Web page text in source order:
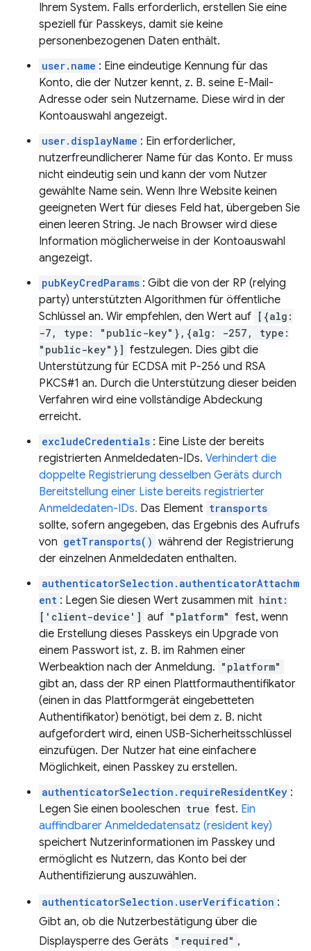
Ihrem System. Falls erforderlich, erstellen Sie eine
speziell für Passkeys, damit sie keine
personenbezogenen Daten enthält.
user.name : Eine eindeutige Kennung für das
Konto, die der Nutzer kennt, z. B. seine E-Mail-
Adresse oder sein Nutzername. Diese wird in der
Kontoauswahl angezeigt.
user.displayName : Ein erforderlicher,
nutzerfreundlicherer Name für das Konto. Er muss
nicht eindeutig sein und kann der vom Nutzer
gewählte Name sein. Wenn Ihre Website keinen
geeigneten Wert für dieses Feld hat, übergeben Sie
einen leeren String. Je nach Browser wird diese
Information möglicherweise in der Kontoauswahl
angezeigt.
pubKeyCredParams : Gibt die von der RP (relying
party) unterstützten Algorithmen für öffentliche
Schlüssel an. Wir empfehlen, den Wert auf [{alg:
-7, type: "public-key"},{alg: -257, type:
"public-key"}] festzulegen. Dies gibt die
Unterstützung für ECDSA mit P-256 und RSA
PKCS#1 an. Durch die Unterstützung dieser beiden
Verfahren wird eine vollständige Abdeckung
erreicht.
excludeCredentials : Eine Liste der bereits
registrierten Anmeldedaten-IDs. Verhindert die
doppelte Registrierung desselben Geräts durch
Bereitstellung einer Liste bereits registrierter
Anmeldedaten-IDs. Das Element transports
sollte, sofern angegeben, das Ergebnis des Aufrufs
von getTransports() während der Registrierung
der einzelnen Anmeldedaten enthalten.
authenticatorSelection.authenticatorAttachm
ent : Legen Sie diesen Wert zusammen mit hint:
['client-device'] auf "platform" fest, wenn
die Erstellung dieses Passkeys ein Upgrade von
einem Passwort ist, z. B. im Rahmen einer
Werbeaktion nach der Anmeldung. "platform"
gibt an, dass der RP einen Plattformauthentifikator
(einen in das Plattformgerät eingebetteten
Authentifikator) benötigt, bei dem z. B. nicht
aufgefordert wird, einen USB-Sicherheitsschlüssel
einzufügen. Der Nutzer hat eine einfachere
Möglichkeit, einen Passkey zu erstellen.
authenticatorSelection.requireResidentKey :
Legen Sie einen booleschen true fest. Ein
auffindbarer Anmeldedatensatz (resident key)
speichert Nutzerinformationen im Passkey und
ermöglicht es Nutzern, das Konto bei der
Authentifizierung auszuwählen.
authenticatorSelection.userVerification :
Gibt an, ob die Nutzerbestätigung über die
Displaysperre des Geräts "required" ,